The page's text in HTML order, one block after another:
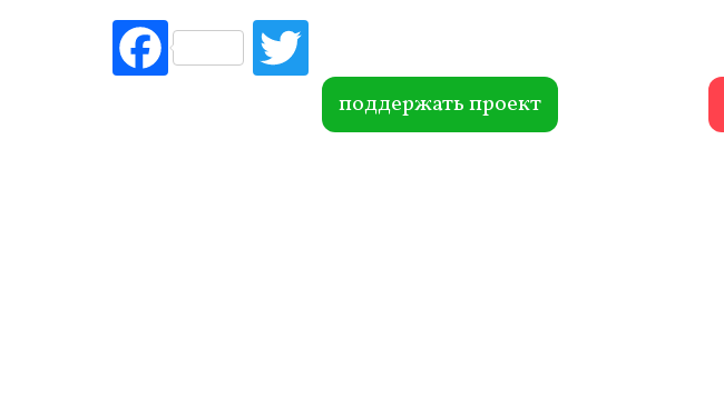
Fac
ebo itte
r поддержать проект